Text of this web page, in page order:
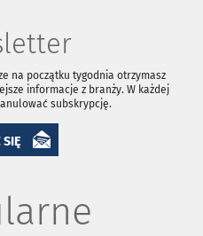
na początku tygodnia otrzymasz
informacje z branży. W każdej
subskrypcję.
SIĘ